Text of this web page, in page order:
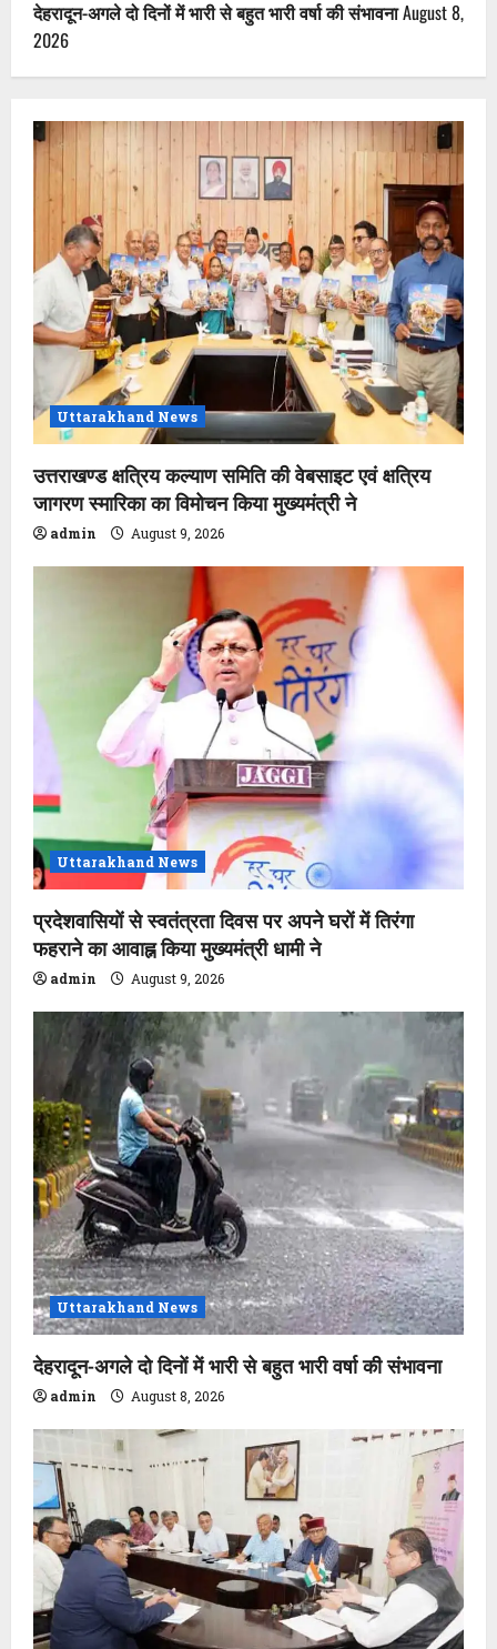
देहरादून-अगले दो दिनों में भारी से बहुत भारी वर्षा की संभावनाAugust 8,
2026
Uttarakhand News
उत्तराखण्ड क्षत्रिय कल्याण समिति की वेबसाइट एवं क्षत्रिय
जागरण स्मारिका का विमोचन किया मुख्यमंत्री ने
admin August 9, 2026
Uttarakhand News
प्रदेशवासियों से स्वतंत्रता दिवस पर अपने घरों में तिरंगा
फहराने का आवाह्न किया मुख्यमंत्री धामी ने
admin August 9, 2026
Uttarakhand News
देहरादून-अगले दो दिनों में भारी से बहुत भारी वर्षा की संभावना
admin August 8, 2026